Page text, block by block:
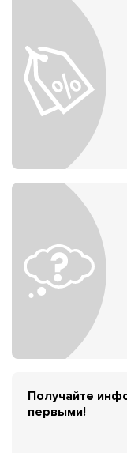
Получайте
первыми!